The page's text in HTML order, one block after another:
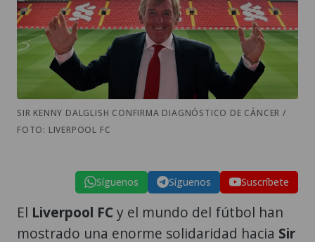
SIR KENNY DALGLISH CONFIRMA DIAGNÓSTICO DE CÁNCER /
FOTO: LIVERPOOL FC
Síguenos Síguenos Suscríbete
El Liverpool FCy el mundo del fútbol han
mostrado una enorme solidaridad hacia Sir